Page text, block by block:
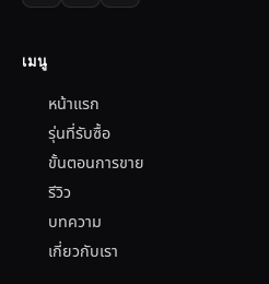
เมนู
หน้าแรก
รุ่นที่รับซื้อ
ขั้นตอนการขาย
รีวิว
บทความ
เกี่ยวกับเรา